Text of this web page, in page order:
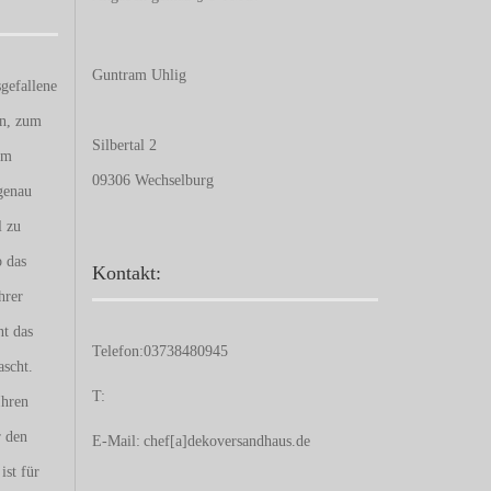
zum
zu
das
das
den
ist für
Guntram Uhlig
Silbertal 2
09306 Wechselburg
Kontakt:
Telefon:03738480945
T:
E-Mail: chef[a]dekoversandhaus.de